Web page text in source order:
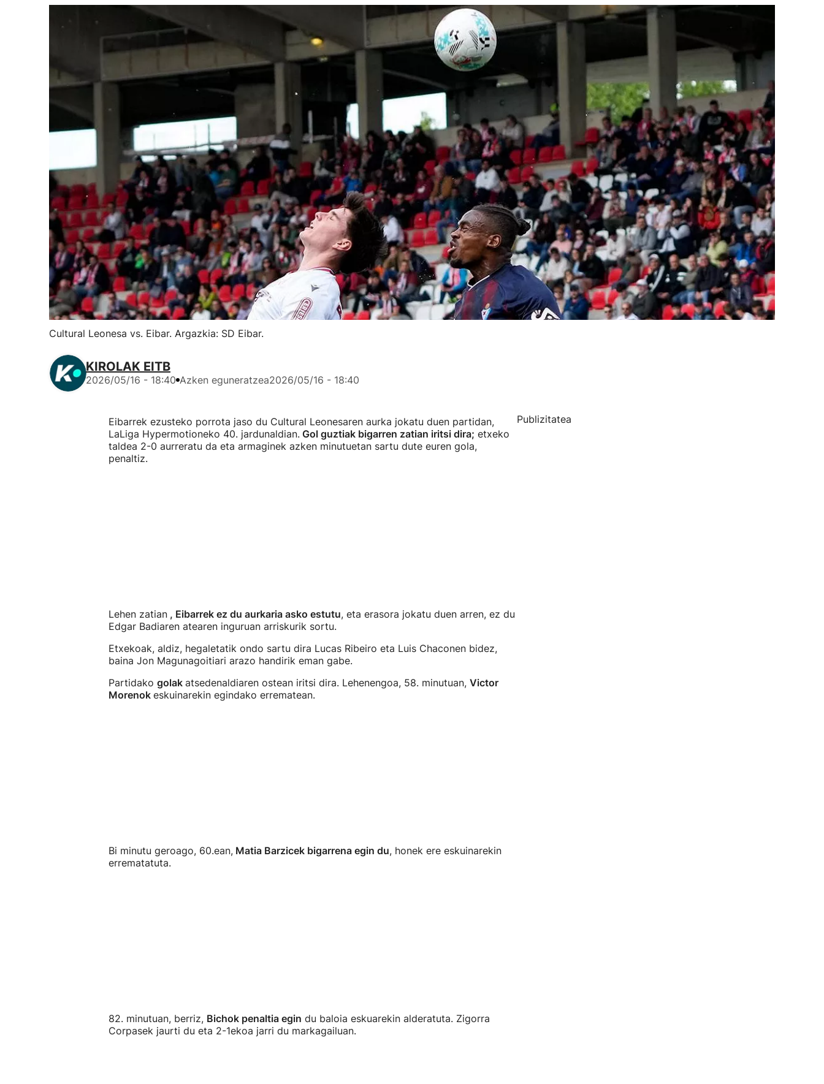
Cultural Leonesa vs. Eibar. Argazkia: SD Eibar.
KIROLAK EITB
2026/05/16 - 18:40 Azken eguneratzea2026/05/16 - 18:40
Eibarrek ezusteko porrota jaso du Cultural Leonesaren aurka jokatu duen partidan,
LaLiga Hypermotioneko 40. jardunaldian. Gol guztiak bigarren zatian iritsi dira; etxeko
taldea 2-0 aurreratu da eta armaginek azken minutuetan sartu dute euren gola,
penaltiz.
Lehen zatian , Eibarrek ez du aurkaria asko estutu, eta erasora jokatu duen arren, ez du
Edgar Badiaren atearen inguruan arriskurik sortu.
Etxekoak, aldiz, hegaletatik ondo sartu dira Lucas Ribeiro eta Luis Chaconen bidez,
baina Jon Magunagoitiari arazo handirik eman gabe.
Partidako golak atsedenaldiaren ostean iritsi dira. Lehenengoa, 58. minutuan, Victor
Morenok eskuinarekin egindako errematean.
Bi minutu geroago, 60.ean, Matia Barzicek bigarrena egin du, honek ere eskuinarekin
errematatuta.
82. minutuan, berriz, Bichok penaltia egin du baloia eskuarekin alderatuta. Zigorra
Corpasek jaurti du eta 2-1ekoa jarri du markagailuan.
Publizitatea